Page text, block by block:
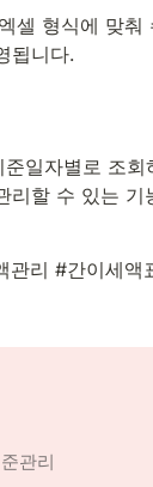
셀 형식에 맞
됩니다.
일자별로 조
리할 수 있는 기
관리 #간이세액
관리